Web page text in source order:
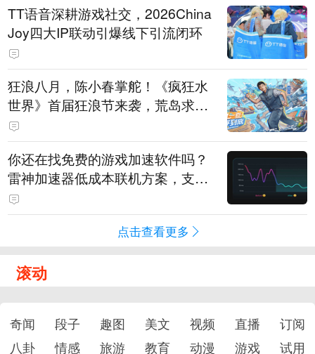
TT语音深耕游戏社交，2026China
Joy四大IP联动引爆线下引流闭环
狂浪八月，陈小春掌舵！《疯狂水
世界》首届狂浪节来袭，荒岛求生
直播即将开启
你还在找免费的游戏加速软件吗？
雷神加速器低成本联机方案，支持
免费试用
点击查看更多
滚动
奇闻 段子 趣图 美文 视频 直播
订阅
八卦
情感 旅游 教育 动漫 游戏 试用